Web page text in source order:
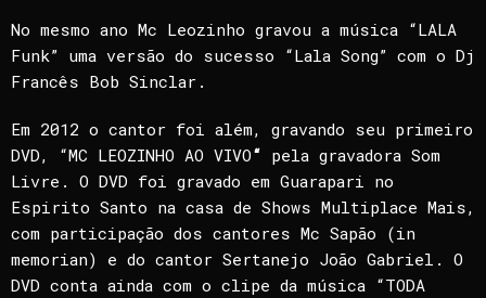
No mesmo ano Mc Leozinho gravou a música “LALA
Funk” uma versão do sucesso “Lala Song” com o Dj
Francês Bob Sinclar.
Em 2012 o cantor foi além, gravando seu primeiro
DVD, “MC LEOZINHO AO VIVO“ pela gravadora Som
Livre. O DVD foi gravado em Guarapari no
Espirito Santo na casa de Shows Multiplace Mais,
com participação dos cantores Mc Sapão (in
memorian) e do cantor Sertanejo João Gabriel. O
DVD conta ainda com o clipe da música “TODA